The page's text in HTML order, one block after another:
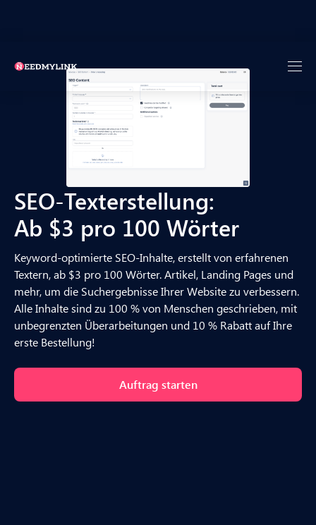
SEO-Texterstellung:
Ab $3 pro 100 Wörter
Keyword-optimierte SEO-Inhalte, erstellt von erfahrenen
Textern, ab $3 pro 100 Wörter. Artikel, Landing Pages und
mehr, um die Suchergebnisse Ihrer Website zu verbessern.
Alle Inhalte sind zu 100 % von Menschen geschrieben, mit
unbegrenzten Überarbeitungen und 10 % Rabatt auf Ihre
erste Bestellung!
Auftrag starten